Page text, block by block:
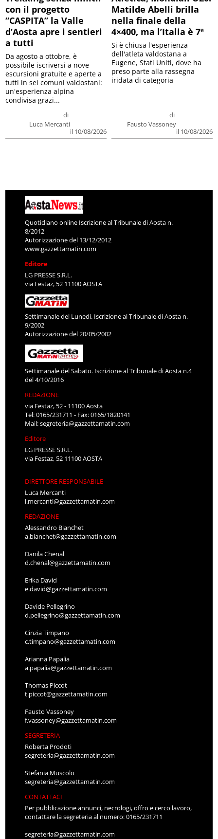
con il progetto
“CASPITA” la Valle
d’Aosta apre i sentieri
a tutti
di
Luca Mercanti
il 10/08/2026
Da agosto a ottobre, è
possibile iscriversi a nove
escursioni gratuite e aperte a
tutti in sei comuni valdostani:
un'esperienza alpina
condivisa grazi...
Matilde Abelli brilla
nella finale della
4×400, ma l’Italia è 7ª
di
Fausto Vassoney
il 10/08/2026
Si è chiusa l'esperienza
dell'atleta valdostana a
Eugene, Stati Uniti, dove ha
preso parte alla rassegna
iridata di categoria
Quotidiano online Iscrizione al Tribunale di Aosta n.
8/2012
Autorizzazione del 13/12/2012
www.gazzettamatin.com
Editore
LG PRESSE S.R.L.
via Festaz, 52 11100 AOSTA
Settimanale del Lunedì. Iscrizione al Tribunale di Aosta n.
9/2002
Autorizzazione del 20/05/2002
Settimanale del Sabato. Iscrizione al Tribunale di Aosta n.4
del 4/10/2016
REDAZIONE
via Festaz, 52 - 11100 Aosta
Tel: 0165/231711 - Fax: 0165/1820141
Mail:segreteria@gazzettamatin.com
Editore
LG PRESSE S.R.L.
via Festaz, 52 11100 AOSTA
DIRETTORE RESPONSABILE
Luca Mercanti
l.mercanti@gazzettamatin.com
REDAZIONE
Alessandro Bianchet
a.bianchet@gazzettamatin.com
Danila Chenal
d.chenal@gazzettamatin.com
Erika David
e.david@gazzettamatin.com
Davide Pellegrino
d.pellegrino@gazzettamatin.com
Cinzia Timpano
c.timpano@gazzettamatin.com
Arianna Papalia
a.papalia@gazzettamatin.com
Thomas Piccot
t.piccot@gazzettamatin.com
Fausto Vassoney
f.vassoney@gazzettamatin.com
SEGRETERIA
Roberta Prodoti
segreteria@gazzettamatin.com
Stefania Muscolo
segreteria@gazzettamatin.com
CONTATTACI
Per pubblicazione annunci, necrologi, offro e cerco lavoro,
contattare la segreteria al numero: 0165/231711
segreteria@gazzettamatin.com